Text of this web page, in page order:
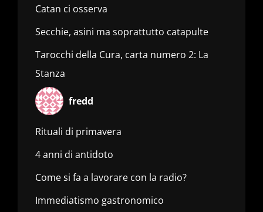
Catan ci osserva
Secchie, asini ma soprattutto catapulte
Tarocchi della Cura, carta numero 2: La
Stanza
fredd
Rituali di primavera
4 anni di antidoto
Come si fa a lavorare con la radio?
Immediatismo gastronomico